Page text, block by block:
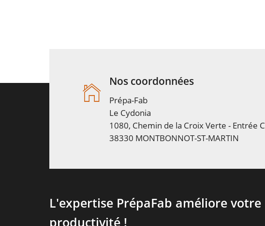
Nos coordonnées
Prépa-Fab
Le Cydonia
1080, Chemin de la Croix Verte - Entrée C
38330 MONTBONNOT-ST-MARTIN
L'expertise PrépaFab améliore votre
productivité !